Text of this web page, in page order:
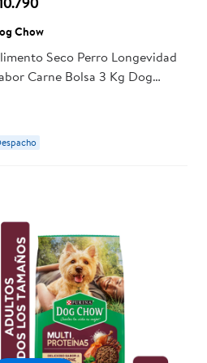
Chow
Seco Perro Longevidad
Carne Bolsa 3 Kg Dog